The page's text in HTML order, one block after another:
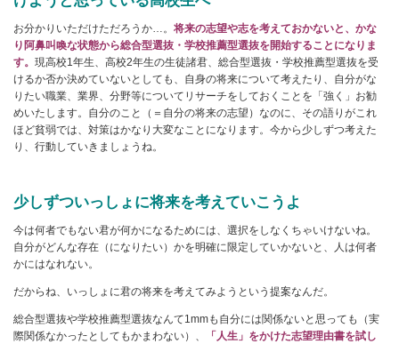
お分かりいただけただろうか…。 将来の志望や志を考えておかないと、かな
り阿鼻叫喚な状態から総合型選抜・学校推薦型選抜を開始することになりま
す。 現高校1年生、高校2年生の生徒諸君、総合型選抜・学校推薦型選抜を受
けるか否か決めていないとしても、自身の将来について考えたり、自分がな
りたい職業、業界、分野等についてリサーチをしておくことを「強く」お勧
めいたします。自分のこと（＝自分の将来の志望）なのに、その語りがこれ
ほど貧弱では、対策はかなり大変なことになります。今から少しずつ考えた
り、行動していきましょうね。
少しずついっしょに将来を考えていこうよ
今は何者でもない君が何かになるためには、選択をしなくちゃいけないね。
自分がどんな存在（になりたい）かを明確に限定していかないと、人は何者
かにはなれない。
だからね、いっしょに君の将来を考えてみようという提案なんだ。
総合型選抜や学校推薦型選抜なんて1mmも自分には関係ないと思っても（実
際関係なかったとしてもかまわない）、
「人生」をかけた志望理由書を試し